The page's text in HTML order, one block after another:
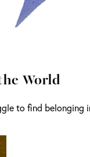
World
to find belonging